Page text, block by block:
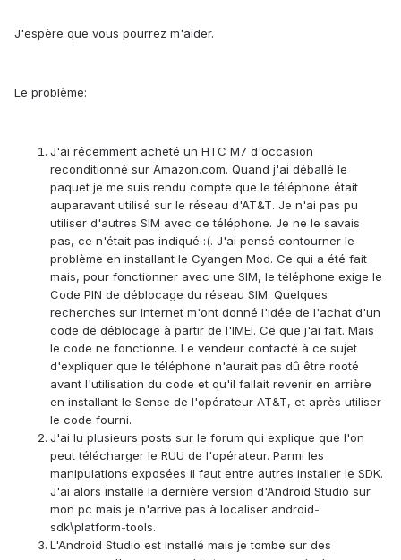
J'espère que vous pourrez m'aider.
Le problème:
J'ai récemment acheté un HTC M7 d'occasion
reconditionné sur Amazon.com. Quand j'ai déballé le
paquet je me suis rendu compte que le téléphone était
auparavant utilisé sur le réseau d'AT&T. Je n'ai pas pu
utiliser d'autres SIM avec ce téléphone. Je ne le savais
pas, ce n'était pas indiqué :(. J'ai pensé contourner le
problème en installant le Cyangen Mod. Ce qui a été fait
mais, pour fonctionner avec une SIM, le téléphone exige le
Code PIN de déblocage du réseau SIM. Quelques
recherches sur Internet m'ont donné l'idée de l'achat d'un
code de déblocage à partir de l'IMEI. Ce que j'ai fait. Mais
le code ne fonctionne. Le vendeur contacté à ce sujet
d'expliquer que le téléphone n'aurait pas dû être rooté
avant l'utilisation du code et qu'il fallait revenir en arrière
en installant le Sense de l'opérateur AT&T, et après utiliser
le code fourni.
J'ai lu plusieurs posts sur le forum qui explique que l'on
peut télécharger le RUU de l'opérateur. Parmi les
manipulations exposées il faut entre autres installer le SDK.
J'ai alors installé la dernière version d'Android Studio sur
mon pc mais je n'arrive pas à localiser android-
sdk\platform-tools.
L'Android Studio est installé mais je tombe sur des